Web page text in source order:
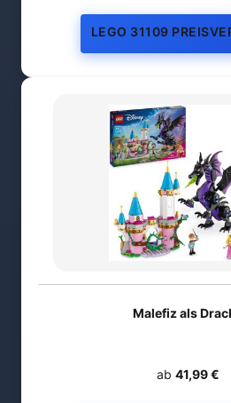
LEGO 31109
Malefiz als
ab 41,99 €